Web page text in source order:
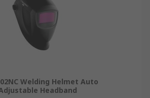
use a polarizing filter
prevents harmful flash burn to
the advantage that the
to adjust their helmet for
time and effort. As they do
they reduce the risk of
light.
Welding Helmet Auto
Headband